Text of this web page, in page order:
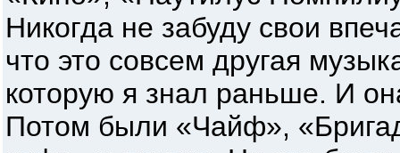
Никогда не забуду свои
что это совсем другая
которую я знал раньше. И
Потом были «Чайф»,